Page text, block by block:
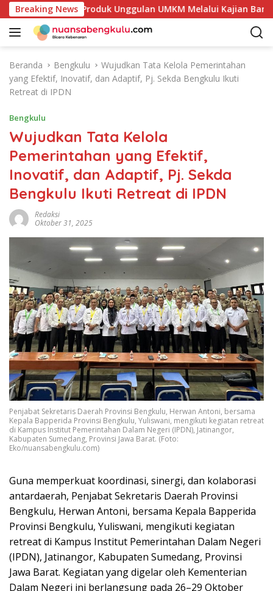
a
Breaking News
Potensi Produk Unggulan UMKM Melalui Kajian Bank
Beranda Bengkulu
Wujudkan Tata Kelola Pemerintahan
yang Efektif, Inovatif, dan Adaptif, Pj. Sekda Bengkulu Ikuti
Retreat di IPDN
Bengkulu
Wujudkan Tata Kelola
Pemerintahan yang Efektif,
Inovatif, dan Adaptif, Pj. Sekda
Bengkulu Ikuti Retreat di IPDN
Redaksi
Oktober 31, 2025
Penjabat Sekretaris Daerah Provinsi Bengkulu, Herwan Antoni, bersama
Kepala Bapperida Provinsi Bengkulu, Yuliswani, mengikuti kegiatan retreat
di Kampus Institut Pemerintahan Dalam Negeri (IPDN), Jatinangor,
Kabupaten Sumedang, Provinsi Jawa Barat. (Foto:
Eko/nuansabengkulu.com)
Guna memperkuat koordinasi, sinergi, dan kolaborasi
antardaerah, Penjabat Sekretaris Daerah Provinsi
Bengkulu, Herwan Antoni, bersama Kepala Bapperida
Provinsi Bengkulu, Yuliswani, mengikuti kegiatan
retreat di Kampus Institut Pemerintahan Dalam Negeri
(IPDN), Jatinangor, Kabupaten Sumedang, Provinsi
Jawa Barat. Kegiatan yang digelar oleh Kementerian
Dalam Negeri ini berlangsung pada 26–29 Oktober